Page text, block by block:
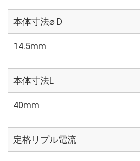
本体寸法⌀ D
14.5mm
本体寸法L
40mm
定格リプル電流